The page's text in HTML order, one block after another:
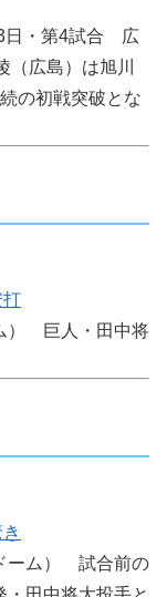
日・第4試合 広
広島）は旭川
の初戦突破とな
打
） 巨人・田中将
ーム） 試合前の